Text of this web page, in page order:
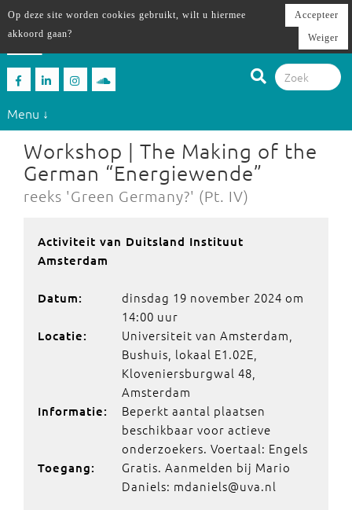
Menu ↓
Workshop | The Making of the
German “Energiewende”
reeks 'Green Germany?' (Pt. IV)
Activiteit van Duitsland Instituut
Amsterdam
Datum:
dinsdag 19 november 2024 om
14:00 uur
Locatie:
Universiteit van Amsterdam,
Bushuis, lokaal E1.02E,
Kloveniersburgwal 48,
Amsterdam
Informatie:
Beperkt aantal plaatsen
beschikbaar voor actieve
onderzoekers. Voertaal: Engels
Toegang:
Gratis. Aanmelden bij Mario
Daniels: mdaniels@uva.nl
Op deze site worden cookies gebruikt, wilt u hiermee
akkoord gaan?
Accepteer
Weiger